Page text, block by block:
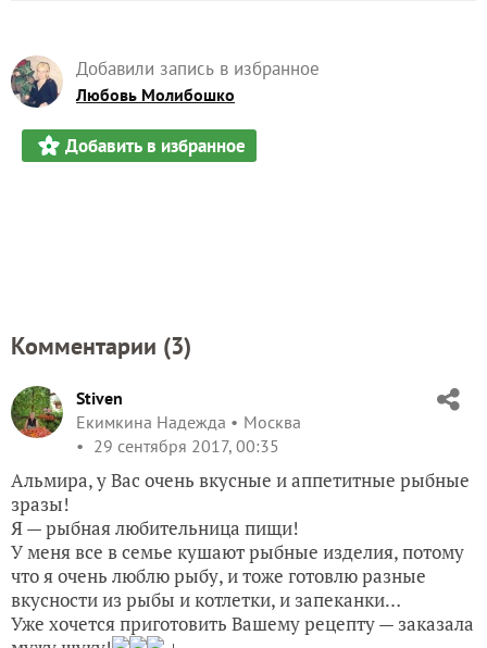
Добавили запись в избранное
Любовь Молибошко
Добавить в избранное
Комментарии (3)
Stiven
Екимкина Надежда
Москва
29 сентября 2017, 00:35
Альмира, у Вас очень вкусные и аппетитные рыбные
зразы!
Я — рыбная любительница пищи!
У меня все в семье кушают рыбные изделия, потому
что я очень люблю рыбу, и тоже готовлю разные
вкусности из рыбы и котлетки, и запеканки…
Уже хочется приготовить Вашему рецепту — заказала